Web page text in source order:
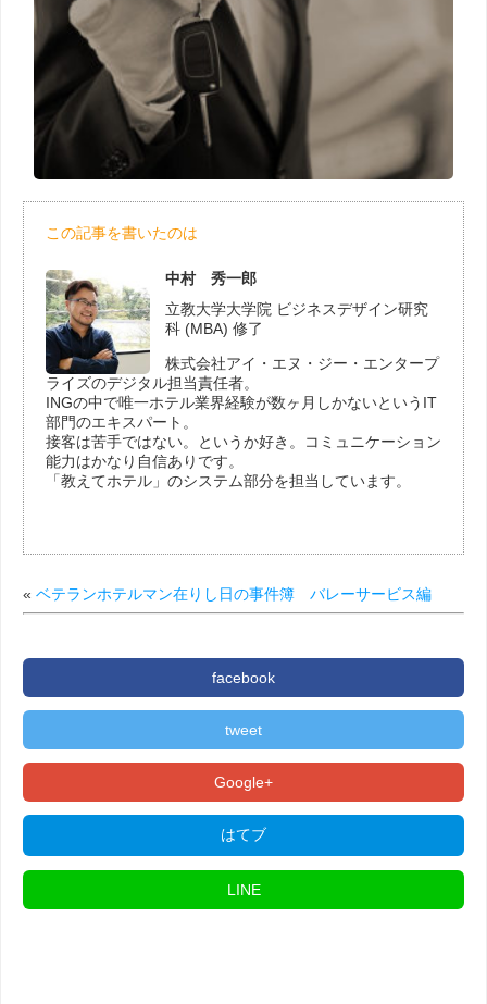
この記事を書いたのは
中村 秀一郎
立教大学大学院 ビジネスデザイン研究
科 (MBA) 修了
株式会社アイ・エヌ・ジー・エンタープ
ライズのデジタル担当責任者。
INGの中で唯一ホテル業界経験が数ヶ月しかないというIT
部門のエキスパート。
接客は苦手ではない。というか好き。コミュニケーション
能力はかなり自信ありです。
「教えてホテル」のシステム部分を担当しています。
« ベテランホテルマン在りし日の事件簿 バレーサービス編
facebook
tweet
Google+
はてブ
LINE